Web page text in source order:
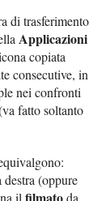
di trasferimento
Applicazioni
copiata
consecutive, in
nei confronti
fatto soltanto
(oppure
ilfilmatoda